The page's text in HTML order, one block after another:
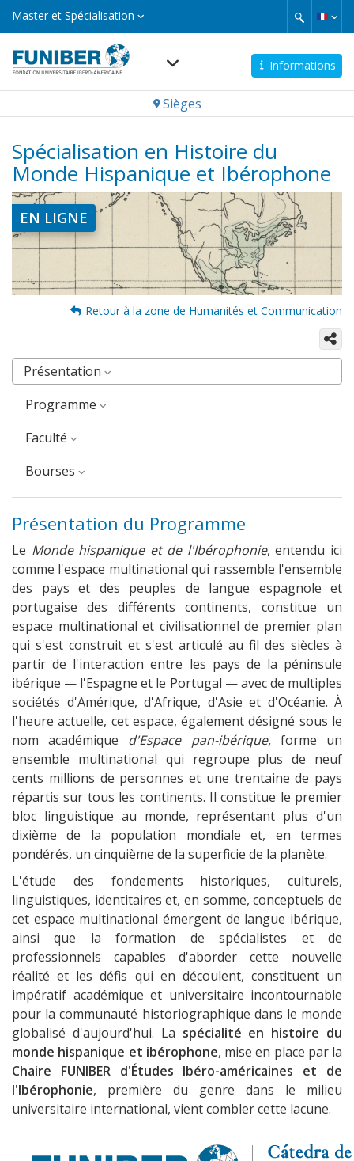
Aller
principal
Master et Spécialisation
Master
et
Informations
Navegación
Sièges
Spécialisation en Histoire du
Monde Hispanique et Ibérophone
EN LIGNE
Retour à la zone de Humanités et Communication
Présentation
Programme
faculté
Bourses
Présentation du Programme
Le Monde hispanique et de l'Ibérophonie, entendu ici
comme l'espace multinational qui rassemble l'ensemble
des pays et des peuples de langue espagnole et
portugaise des différents continents, constitue un
espace multinational et civilisationnel de premier plan
qui s'est construit et s'est articulé au fil des siècles à
partir de l'interaction entre les pays de la péninsule
ibérique — l'Espagne et le Portugal — avec de multiples
sociétés d'Amérique, d'Afrique, d'Asie et d'Océanie. À
l'heure actuelle, cet espace, également désigné sous le
nom académique d'Espace pan-ibérique,forme un
ensemble multinational qui regroupe plus de neuf
cents millions de personnes et une trentaine de pays
répartis sur tous les continents. Il constitue le premier
bloc linguistique au monde, représentant plus d'un
dixième de la population mondiale et, en termes
pondérés, un cinquième de la superficie de la planète.
L'étude des fondements historiques, culturels,
linguistiques, identitaires et, en somme, conceptuels de
cet espace multinational émergent de langue ibérique,
ainsi que la formation de spécialistes et de
professionnels capables d'aborder cette nouvelle
réalité et les défis qui en découlent, constituent un
impératif académique et universitaire incontournable
pour la communauté historiographique dans le monde
globalisé d'aujourd'hui. La spécialité en histoire du
monde hispanique et ibérophone, mise en place par la
Chaire FUNIBER d'Études Ibéro-américaines et de
l'Ibérophonie, première du genre dans le milieu
universitaire international, vient combler cette lacune.